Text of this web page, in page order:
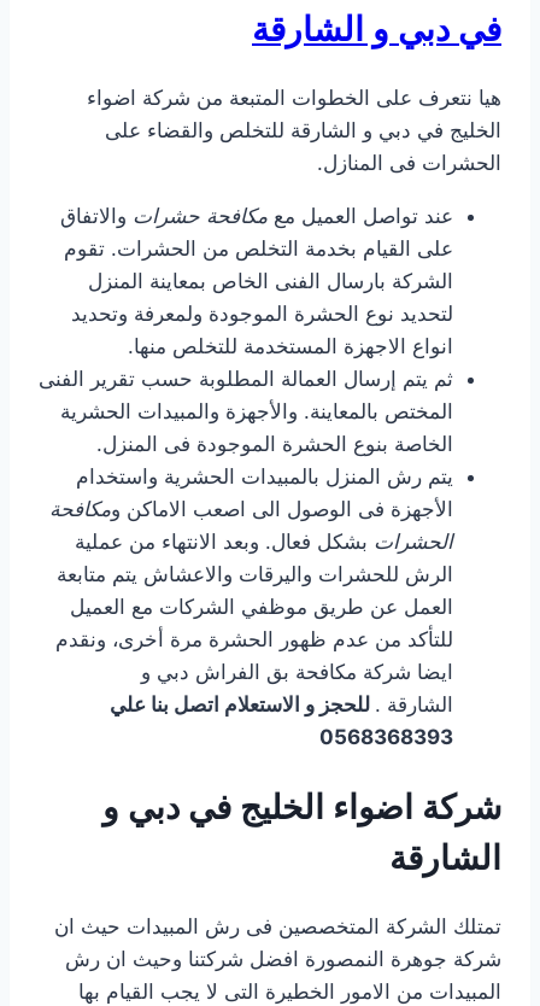
في دبي و الشارقة
هيا نتعرف على الخطوات المتبعة من شركة اضواء
الخليج في دبي و الشارقة للتخلص والقضاء على
الحشرات فى المنازل.
عند تواصل العميل مع مكافحة حشرات والاتفاق
على القيام بخدمة التخلص من الحشرات. تقوم
الشركة بارسال الفنى الخاص بمعاينة المنزل
لتحديد نوع الحشرة الموجودة ولمعرفة وتحديد
انواع الاجهزة المستخدمة للتخلص منها.
ثم يتم إرسال العمالة المطلوبة حسب تقرير الفنى
المختص بالمعاينة. والأجهزة والمبيدات الحشرية
الخاصة بنوع الحشرة الموجودة فى المنزل.
يتم رش المنزل بالمبيدات الحشرية واستخدام
الأجهزة فى الوصول الى اصعب الاماكن ومكافحة
الحشرات بشكل فعال. وبعد الانتهاء من عملية
الرش للحشرات واليرقات والاعشاش يتم متابعة
العمل عن طريق موظفي الشركات مع العميل
للتأكد من عدم ظهور الحشرة مرة أخرى، ونقدم
ايضا شركة مكافحة بق الفراش دبي و
الشارقة . للحجز و الاستعلام اتصل بنا علي
0568368393
شركة اضواء الخليج في دبي و
الشارقة
تمتلك الشركة المتخصصين فى رش المبيدات حيث ان
شركة جوهرة النمصورة افضل شركتنا وحيث ان رش
المبيدات من الامور الخطيرة التى لا يجب القيام بها